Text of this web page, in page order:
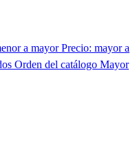
a mayorPrecio: mayor a
Orden del catálogo Mayor